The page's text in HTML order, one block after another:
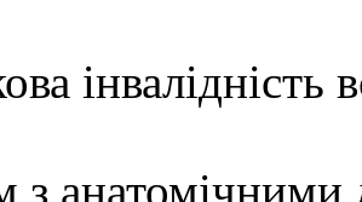
інвалідність
анатомічними